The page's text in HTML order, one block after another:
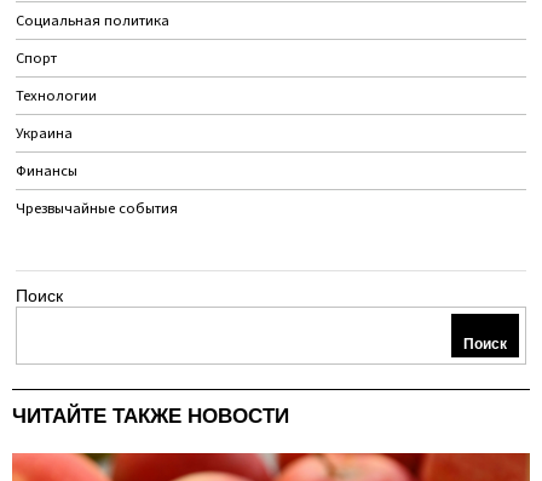
Социальная политика
Спорт
Технологии
Украина
Финансы
Чрезвычайные события
Поиск
Поиск
ЧИТАЙТЕ ТАКЖЕ НОВОСТИ